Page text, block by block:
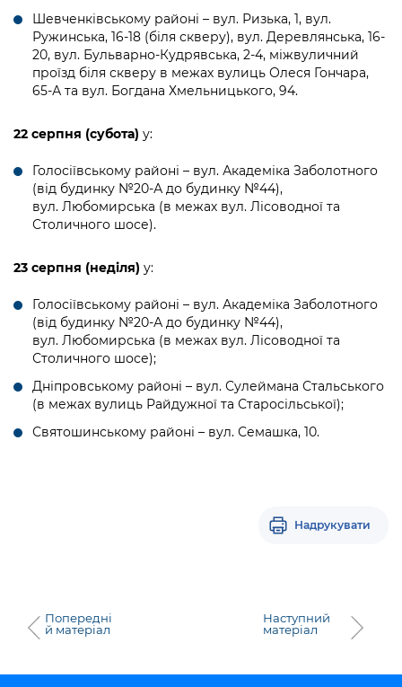
Шевченківському районі – вул. Ризька, 1, вул.
Ружинська, 16-18 (біля скверу), вул. Деревлянська, 16-
20, вул. Бульварно-Кудрявська, 2-4, міжвуличний
проїзд біля скверу в межах вулиць Олеся Гончара,
65-А та вул. Богдана Хмельницького, 94.
22 серпня (субота) у:
Голосіївському районі – вул. Академіка Заболотного
(від будинку №20-А до будинку №44),
вул. Любомирська (в межах вул. Лісоводної та
Столичного шосе).
23 серпня (неділя) у:
Голосіївському районі – вул. Академіка Заболотного
(від будинку №20-А до будинку №44),
вул. Любомирська (в межах вул. Лісоводної та
Столичного шосе);
Дніпровському районі – вул. Сулеймана Стальського
(в межах вулиць Райдужної та Старосільської);
Святошинському районі – вул. Семашка, 10.
Надрукувати
Попередні
й матеріал
Наступний
матеріал